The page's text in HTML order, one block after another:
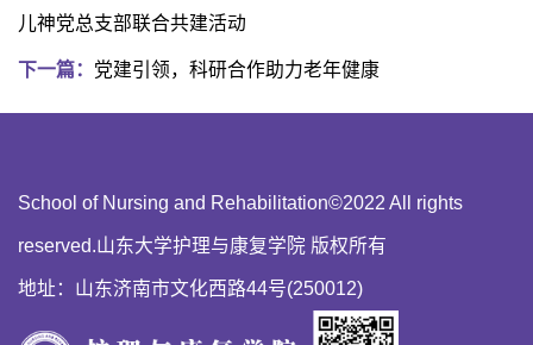
儿神党总支部联合共建活动
下一篇： 党建引领，科研合作助力老年健康
School of Nursing and Rehabilitation©2022 All rights
reserved.山东大学护理与康复学院 版权所有
地址：山东济南市文化西路44号(250012)